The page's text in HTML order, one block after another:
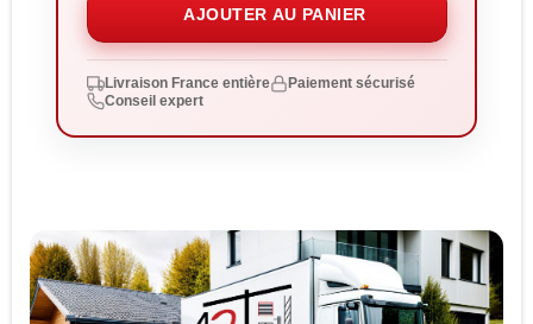
AJOUTER AU PANIER
Livraison France entière
Paiement sécurisé
Conseil expert